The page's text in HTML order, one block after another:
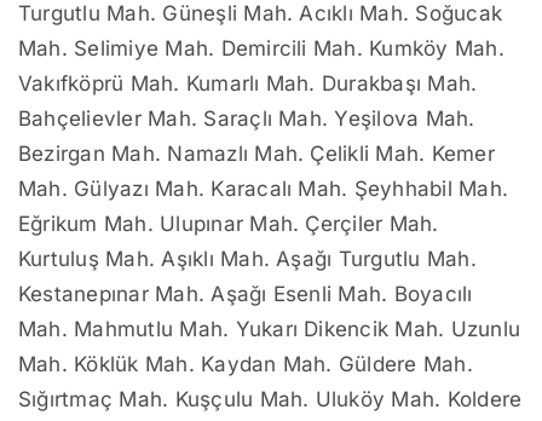
Turgutlu Mah. Güneşli Mah. Acıklı Mah. Soğucak
Mah. Selimiye Mah. Demircili Mah. Kumköy Mah.
Vakıfköprü Mah. Kumarlı Mah. Durakbaşı Mah.
Bahçelievler Mah. Saraçlı Mah. Yeşilova Mah.
Bezirgan Mah. Namazlı Mah. Çelikli Mah. Kemer
Mah. Gülyazı Mah. Karacalı Mah. Şeyhhabil Mah.
Eğrikum Mah. Ulupınar Mah. Çerçiler Mah.
Kurtuluş Mah. Aşıklı Mah. Aşağı Turgutlu Mah.
Kestanepınar Mah. Aşağı Esenli Mah. Boyacılı
Mah. Mahmutlu Mah. Yukarı Dikencik Mah. Uzunlu
Mah. Köklük Mah. Kaydan Mah. Güldere Mah.
Sığırtmaç Mah. Kuşçulu Mah. Uluköy Mah. Koldere